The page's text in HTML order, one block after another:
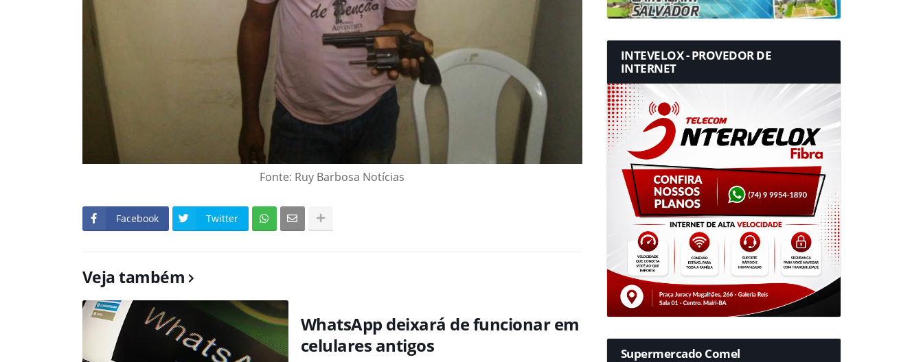
Fonte: Ruy Barbosa Notícias
Facebook Twitter
Veja também
WhatsApp deixará de funcionar em
celulares antigos
INTEVELOX - PROVEDOR DE
INTERNET
Supermercado Comel